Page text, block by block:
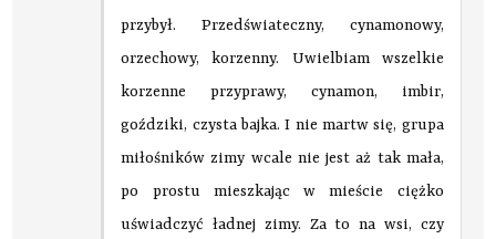
przybył. Przedświateczny, cynamonowy,
orzechowy, korzenny. Uwielbiam wszelkie
korzenne przyprawy, cynamon, imbir,
goździki, czysta bajka. I nie martw się, grupa
miłośników zimy wcale nie jest aż tak mała,
po prostu mieszkając w mieście ciężko
uświadczyć ładnej zimy. Za to na wsi, czy